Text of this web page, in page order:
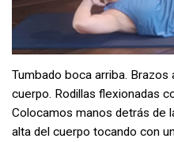
Tumbado boca arriba.
cuerpo. Rodillas flexionadas
Colocamos manos detrás de
alta del cuerpo tocando con